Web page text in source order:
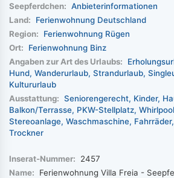
Seepferdchen: Anbieterinformationen
Land:
Ferienwohnung Deutschland
Region:
Ferienwohnung Rügen
Ort:
Ferienwohnung Binz
Angaben zur Art des Urlaubs:
Hund Wanderurlaub Strandurlaub
Kultururlaub
Ausstattung: Seniorengerecht Kinder
Balkon/Terrasse PKW-Stellplatz Whirlpool
Stereoanlage Waschmaschine Fahrräder
Trockner
Inserat-Nummer:
2457
Name:
Ferienwohnung Villa Freia -